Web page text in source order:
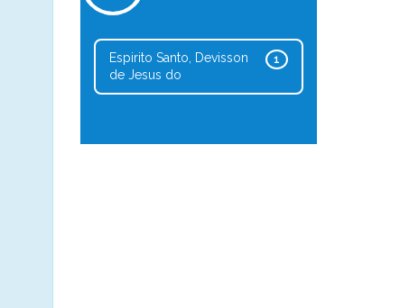
1
Espirito Santo, Devisson
de Jesus do